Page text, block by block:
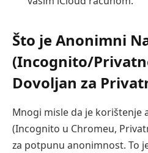
Što je Anonimni
(Incognito/
Dovoljan za
Mnogi misle da je korištenje
(Incognito u Chromeu,
za potpunu anonimnost. To